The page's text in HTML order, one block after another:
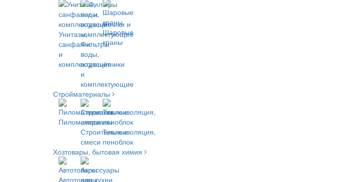
Унитазы,
санфаянс
и
комплектующие
Фильтры
воды,
водосчётчики
и
комплектующие
Шаровые
краны
Стройматериалы
Пиломатериалы
Строительные
смеси
Теплоизоляция,
пеноблок
Хозтовары, бытовая химия
Автотовары